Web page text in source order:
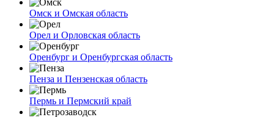
Омск и Омская область
Орел и Орловская область
Оренбург и Оренбургская область
Пенза и Пензенская область
Пермь и Пермский край